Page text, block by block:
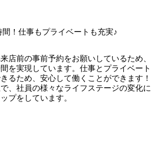
間！仕事もプライベートも充実♪
店前の事前予約をお願いしているため、
を実現しています。仕事とプライベート
るため、安心して働くことができます！
、社員の様々なライフステージの変化に
プをしています。